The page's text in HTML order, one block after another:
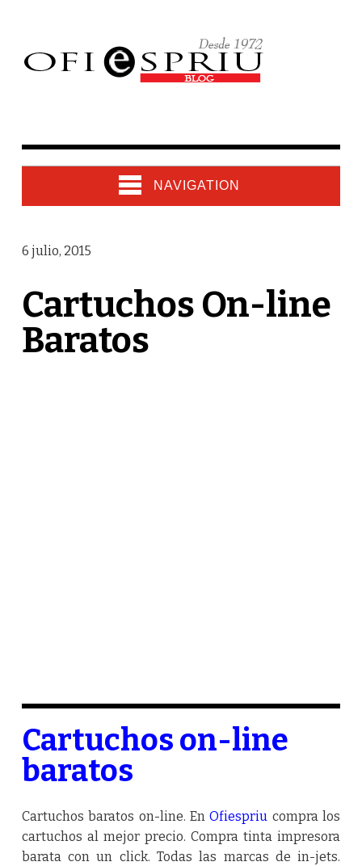
NAVIGATION
6 julio, 2015
Cartuchos On-line
Baratos
Cartuchos on-line
baratos
Cartuchos baratos on-line. EnOfiespriu compra los
cartuchos al mejor precio. Compra tinta impresora
barata con un click. Todas las marcas de in-jets.